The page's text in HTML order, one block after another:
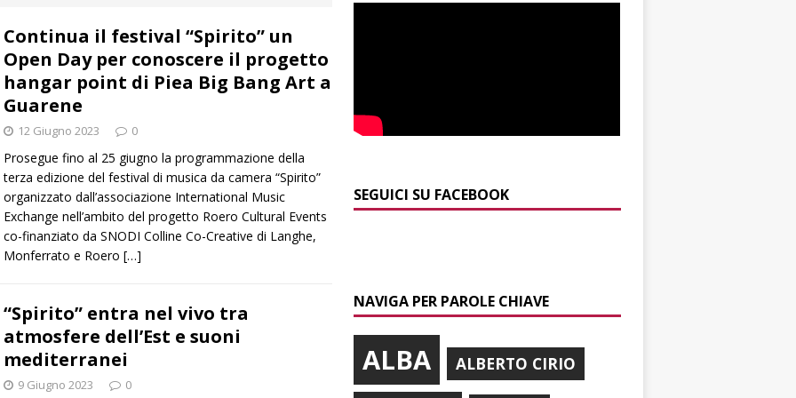
ITINERARI / In gita a Infini.To, il sorprendente museo e
di Pino torinese
ALBA
Incendio a Valdieri, trasferiti per precauzione gli scout
Palio di Asti, Andrea Calamassi confermato mossiere per
ALTRE NOTIZIE
Nidi comunali: coinvolti 77 Comuni piemontesi, dalla Regione
per ampliare gli orari dei servizi a parità di tariffa
Continua il festival “Spirito” un
Open Day per conoscere il progetto
hangar point di Piea Big Bang Art a
Guarene
12 Giugno 2023 0
Prosegue fino al 25 giugno la programmazione della
terza edizione del festival di musica da camera “Spirito”
organizzato dall’associazione International Music
Exchange nell’ambito del progetto Roero Cultural Events
co-finanziato da SNODI Colline Co-Creative di Langhe,
Monferrato e Roero […]
“Spirito” entra nel vivo tra
atmosfere dell’Est e suoni
mediterranei
9 Giugno 2023 0
SEGUICI SU FACEBOOK
NAVIGA PER PAROLE CHIAVE
ALBA ALBERTO CIRIO